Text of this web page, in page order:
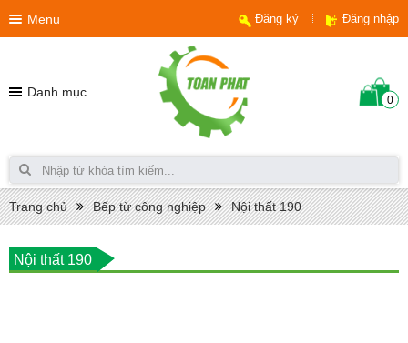
Menu Đăng ký Đăng nhập
Danh mục
0
Trang chủ Bếp từ công nghiệp Nội thất 190
Nội thất 190